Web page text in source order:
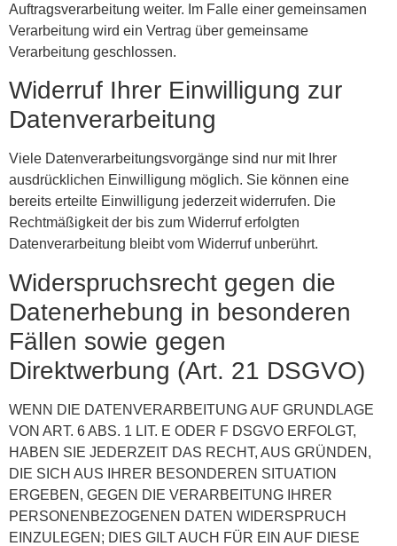
Auftragsverarbeitung weiter. Im Falle einer gemeinsamen
Verarbeitung wird ein Vertrag über gemeinsame
Verarbeitung geschlossen.
Widerruf Ihrer Einwilligung zur
Datenverarbeitung
Viele Datenverarbeitungsvorgänge sind nur mit Ihrer
ausdrücklichen Einwilligung möglich. Sie können eine
bereits erteilte Einwilligung jederzeit widerrufen. Die
Rechtmäßigkeit der bis zum Widerruf erfolgten
Datenverarbeitung bleibt vom Widerruf unberührt.
Widerspruchsrecht gegen die
Datenerhebung in besonderen
Fällen sowie gegen
Direktwerbung (Art. 21 DSGVO)
WENN DIE DATENVERARBEITUNG AUF GRUNDLAGE
VON ART. 6 ABS. 1 LIT. E ODER F DSGVO ERFOLGT,
HABEN SIE JEDERZEIT DAS RECHT, AUS GRÜNDEN,
DIE SICH AUS IHRER BESONDEREN SITUATION
ERGEBEN, GEGEN DIE VERARBEITUNG IHRER
PERSONENBEZOGENEN DATEN WIDERSPRUCH
EINZULEGEN; DIES GILT AUCH FÜR EIN AUF DIESE